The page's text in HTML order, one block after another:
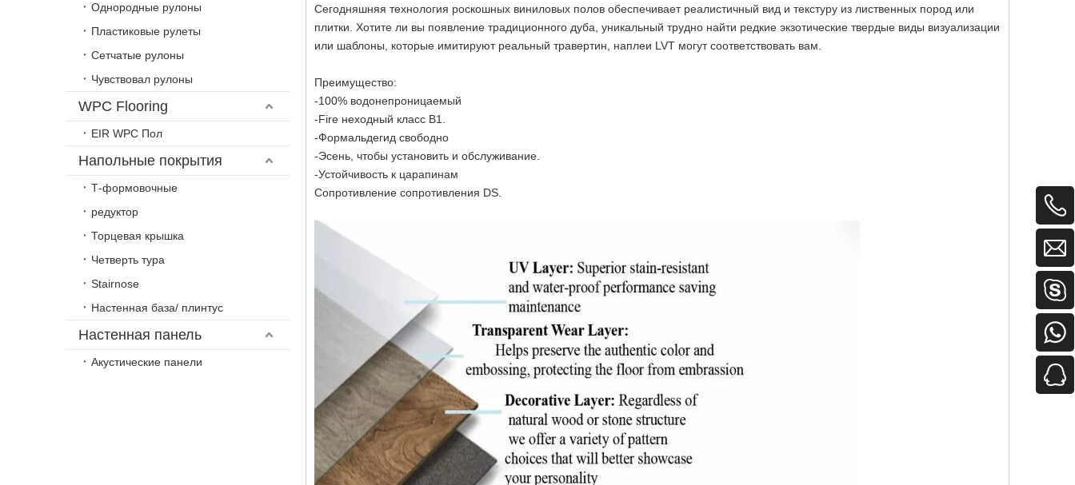
Однородные рулоны
Пластиковые рулеты
Сетчатые рулоны
Чувствовал рулоны
WPC Flooring
EIR WPC Пол
Напольные покрытия
Т-формовочные
редуктор
Торцевая крышка
Четверть тура
Stairnose
Настенная база/ плинтус
Настенная панель
Акустические панели
Сегодняшняя технология роскошных виниловых полов обеспечивает реалистичный вид и текстуру из лиственных пород или
плитки. Хотите ли вы появление традиционного дуба, уникальный трудно найти редкие экзотические твердые виды визуализации
или шаблоны, которые имитируют реальный травертин, наплеи LVT могут соответствовать вам.
Преимущество:
-100% водонепроницаемый
-Fire неходный класс B1.
-Формальдегид свободно
-Эсень, чтобы установить и обслуживание.
-Устойчивость к царапинам
Сопротивление сопротивления DS.